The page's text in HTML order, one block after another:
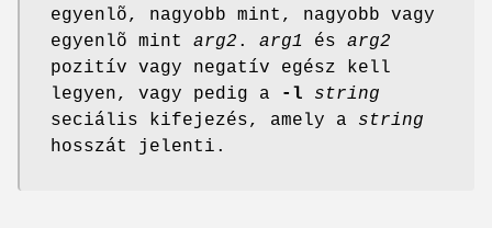
egyenlõ, nagyobb mint, nagyobb vagy
egyenlõ mint arg2 . arg1 és arg2
pozitív vagy negatív egész kell
legyen, vagy pedig a
-l
string
seciális kifejezés, amely a string
hosszát jelenti.